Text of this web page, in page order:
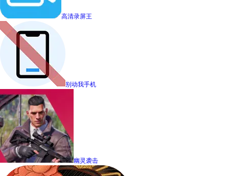
高清录屏王
别动我手机
幽灵袭击